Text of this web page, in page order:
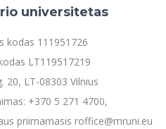
universitetas
kodas 111951726
LT119517219
20, LT-08303 Vilnius
+370 5 271 4700,
priimamasis roffice@mruni.eu